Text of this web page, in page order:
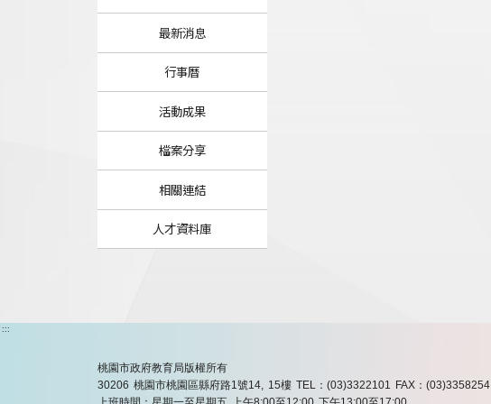
最新消息
行事曆
活動成果
檔案分享
相關連結
人才資料庫
:::
桃園市政府教育局版權所有
30206 桃園市桃園區縣府路1號14, 15樓 TEL：(03)3322101
FAX：(03)3358254